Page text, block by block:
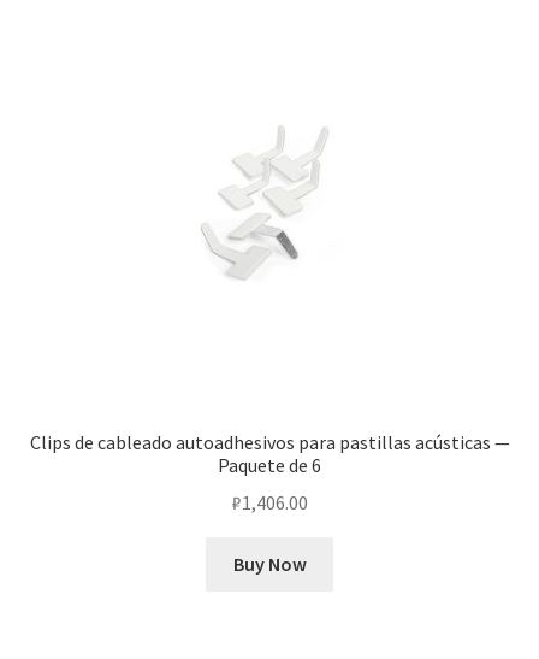
Clips de cableado autoadhesivos para pastillas acústicas —
Paquete de 6
₽1,406.00
Buy Now